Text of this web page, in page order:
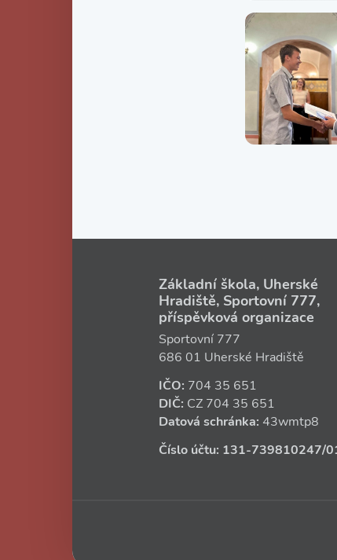
Základní škola, Uherské
Hradiště, Sportovní 777,
příspěvková organizace
Sportovní 777
686 01 Uherské Hradiště
IČO: 704 35 651
DIČ: CZ 704 35 651
Datová schránka: 43wmtp8
Číslo účtu: 131‑739810247/